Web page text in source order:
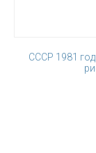
СССР 1981